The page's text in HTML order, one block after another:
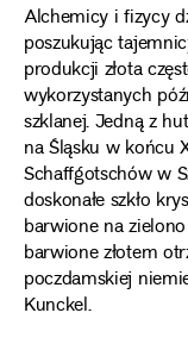
Alchemicy i fizycy
poszukując
produkcji złota
wykorzystanych
szklanej. Jedną z
na Śląsku w końcu
Schaffgotschów w
doskonałe szkło
barwione na
barwione złotem
poczdamskiej
Kunckel.